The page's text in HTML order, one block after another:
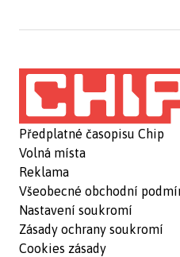
Předplatné časopisu Chip
Volná místa
Reklama
Všeobecné obchodní
Nastavení soukromí
Zásady ochrany soukromí
Cookies zásady